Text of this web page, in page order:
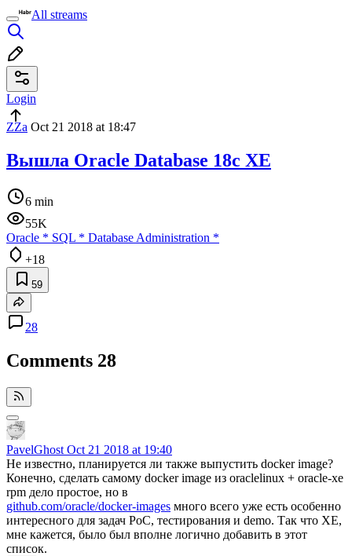
All streams
Login
ZZa Oct 21 2018 at 18:47
Вышла Oracle Database 18c XE
6 min
55K
Oracle * SQL * Database Administration *
+18
59
28
Comments 28
PavelGhost Oct 21 2018 at 19:40
Не известно, планируется ли также выпустить docker image?
Конечно, сделать самому docker image из oraclelinux + oracle-xe
rpm дело простое, но в
github.com/oracle/docker-images много всего уже есть особенно
интересного для задач PoC, тестирования и demo. Так что XE,
мне кажется, было был вполне логично добавить в этот
список.